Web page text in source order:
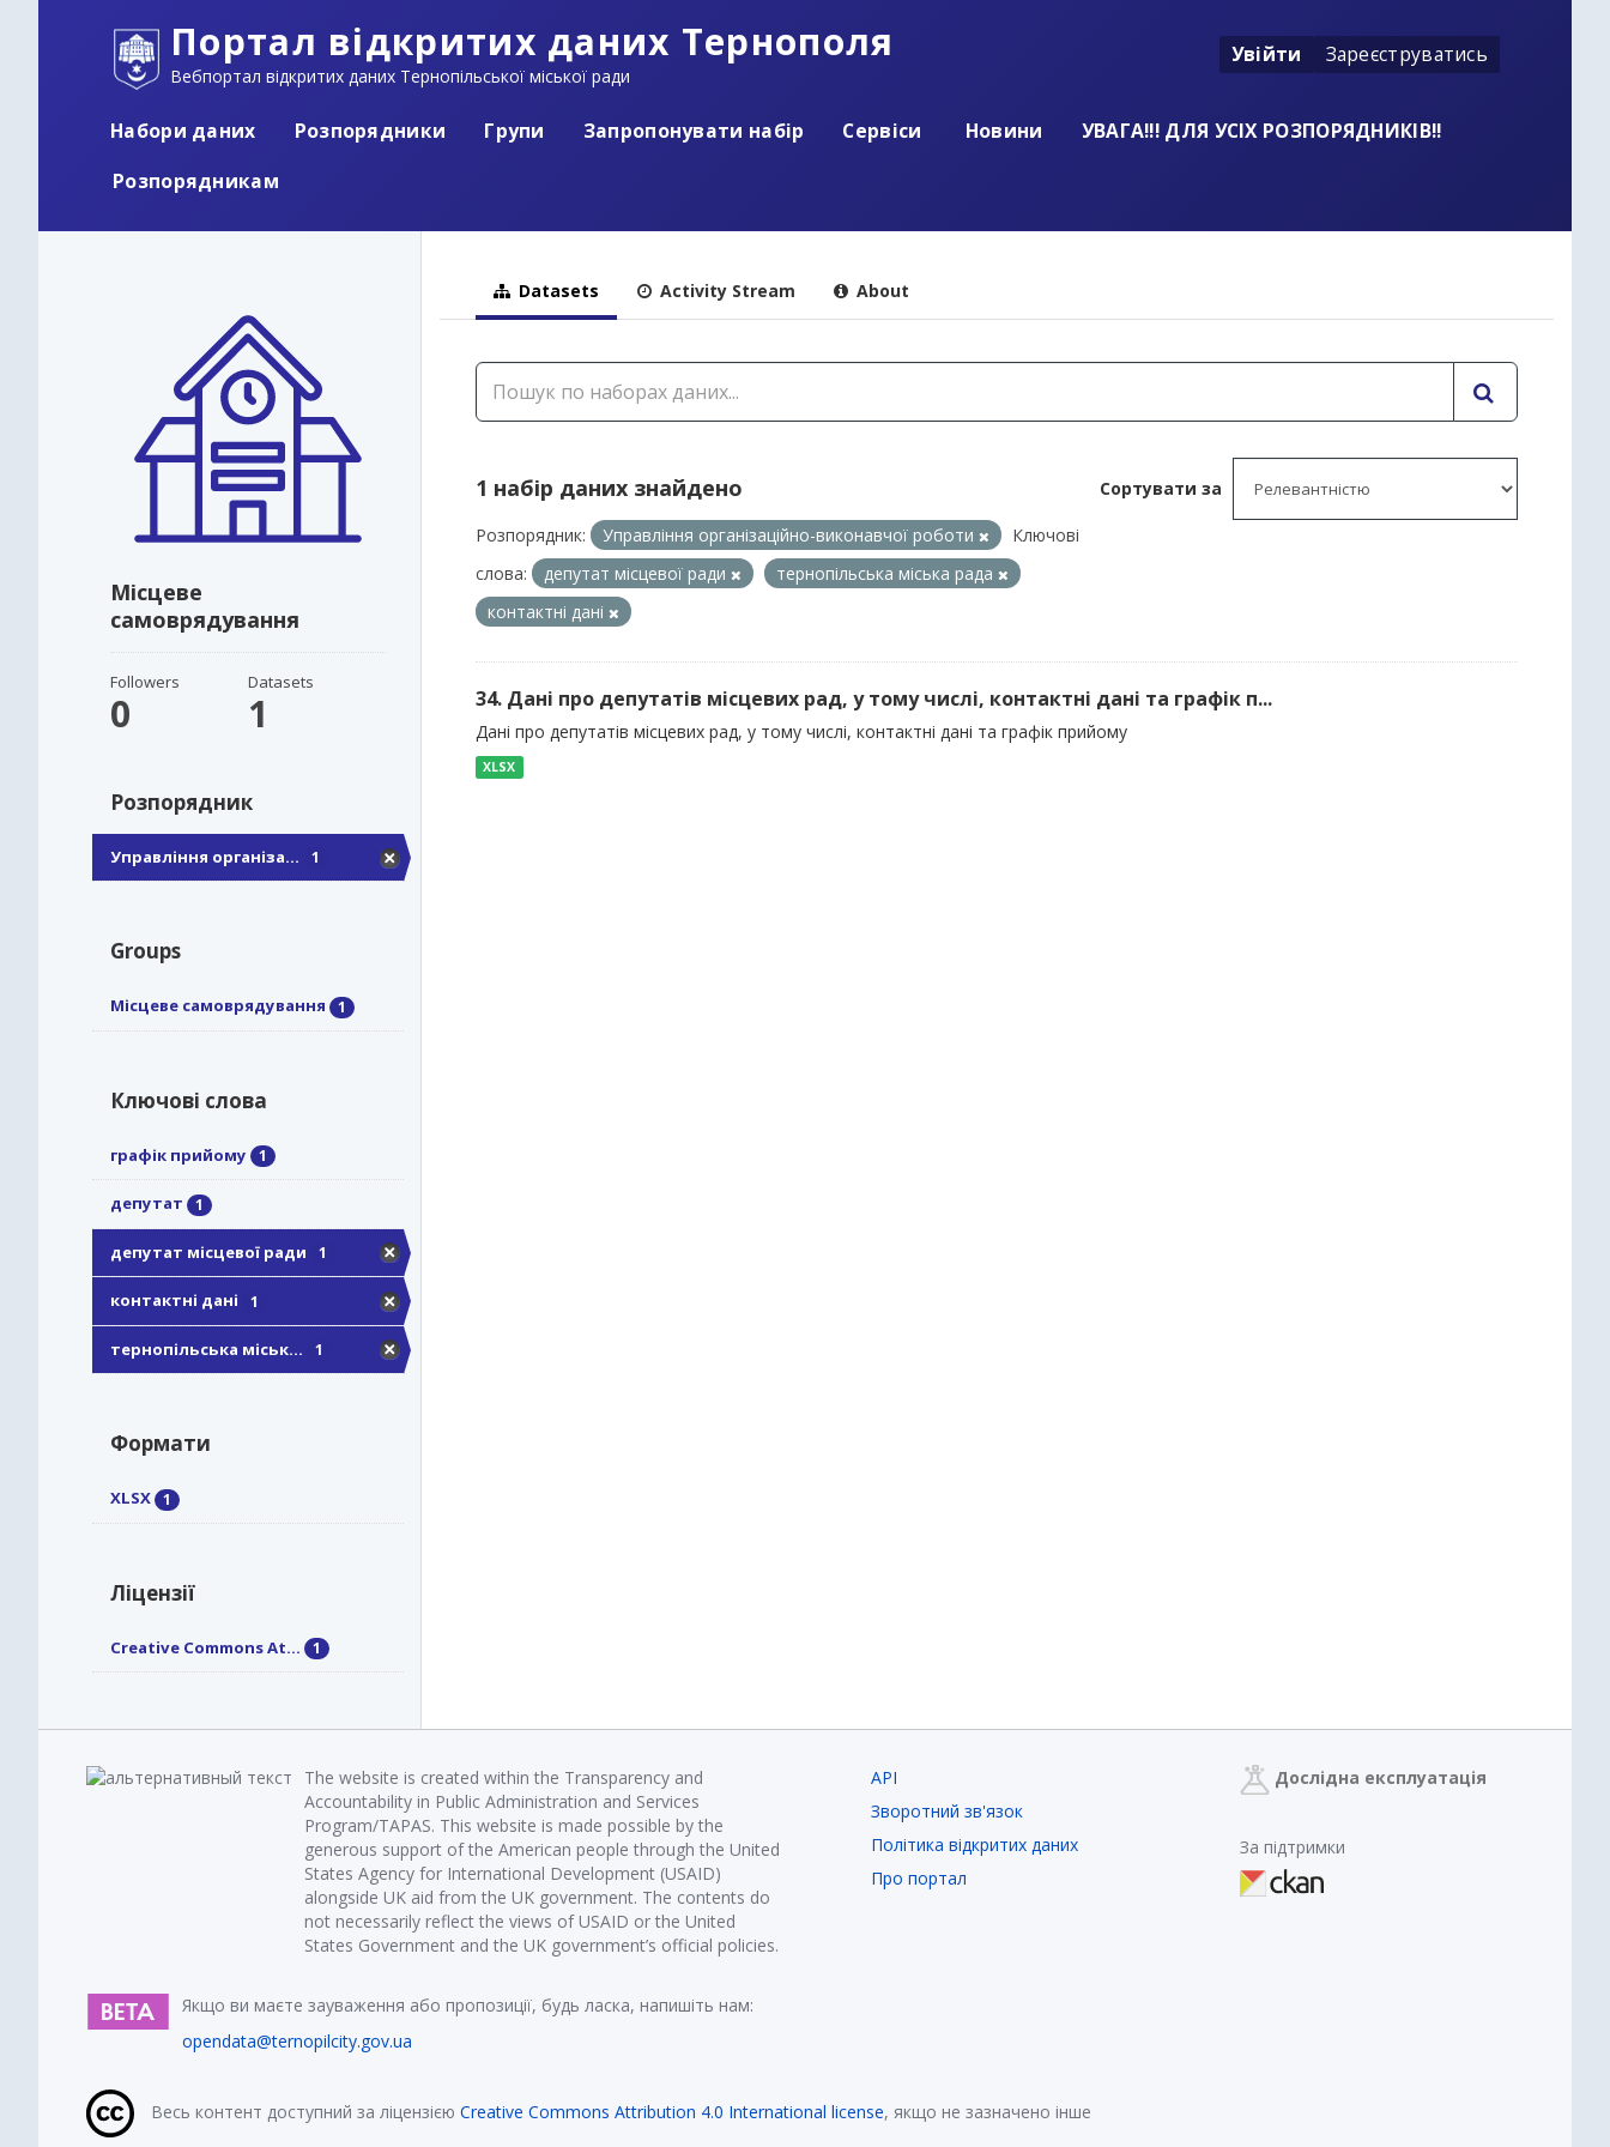
Портал відкритих даних Тернополя
Вебпортал відкритих даних Тернопільської міської ради
Увійти Зареєструватись
Набори даних Розпорядники Групи Запропонувати набір Сервіси Новини
УВАГА!!! ДЛЯ УСІХ РОЗПОРЯДНИКІВ!!
Розпорядникам
Місцеве
самоврядування
Followers
0
Datasets
1
Розпорядник
Управління організа... 1
Groups
Місцеве самоврядування 1
Ключові слова
графік прийому 1
депутат 1
депутат місцевої ради 1
контактні дані 1
тернопільська міськ... 1
Формати
XLSX 1
Ліцензії
Creative Commons At... 1
Datasets Activity Stream About
Сортувати за
1 набір даних знайдено
Розпорядник: Управління організаційно-виконавчої роботи
Ключові
слова:
депутат місцевої ради
тернопільська міська рада
контактні дані
34. Дані про депутатів місцевих рад, у тому числі, контактні дані та графік п...
Дані про депутатів місцевих рад, у тому числі, контактні дані та графік прийому
XLSX
The website is created within the Transparency and
Accountability in Public Administration and Services
Program/TAPAS. This website is made possible by the
generous support of the American people through the United
States Agency for International Development (USAID)
alongside UK aid from the UK government. The contents do
not necessarily reflect the views of USAID or the United
States Government and the UK government’s official policies.
Якщо ви маєте зауваження або пропозиції, будь ласка, напишіть нам:
opendata@ternopilcity.gov.ua
API
Зворотний зв'язок
Політика відкритих даних
Про портал
Дослідна експлуатація
За підтримки
Весь контент доступний за ліцензією Creative Commons Attribution 4.0 International license, якщо не зазначено інше